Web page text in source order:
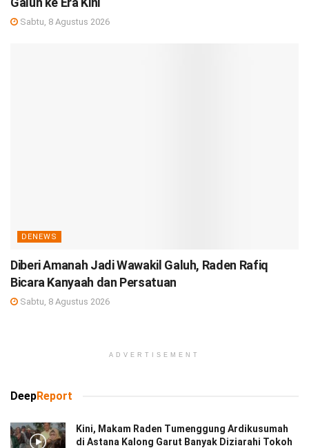
Sabtu, 8 Agustus 2026
DENEWS
Diberi Amanah Jadi Wawakil Galuh, Raden Rafiq
Bicara Kanyaah dan Persatuan
Sabtu, 8 Agustus 2026
ADVERTISEMENT
DeepReport
Kini, Makam Raden Tumenggung Ardikusumah
di Astana Kalong Garut Banyak Diziarahi Tokoh